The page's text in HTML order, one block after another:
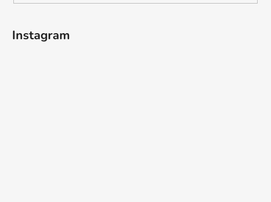
Instagram